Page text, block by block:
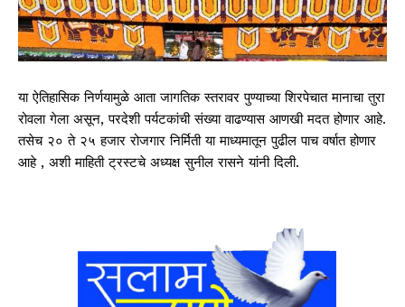
या ऐतिहासिक निर्णयामुळे आता जागतिक स्तरावर पुण्याच्या शिरपेचात मानाचा तुरा
रोवला गेला असून, परदेशी पर्यटकांची संख्या वाढण्यास आणखी मदत होणार आहे.
तसेच २० ते २५ हजार रोजगार निर्मिती या माध्यमातून पुढील पाच वर्षात होणार
आहे , अशी माहिती ट्रस्टचे अध्यक्ष सुनील रासने यांनी दिली.